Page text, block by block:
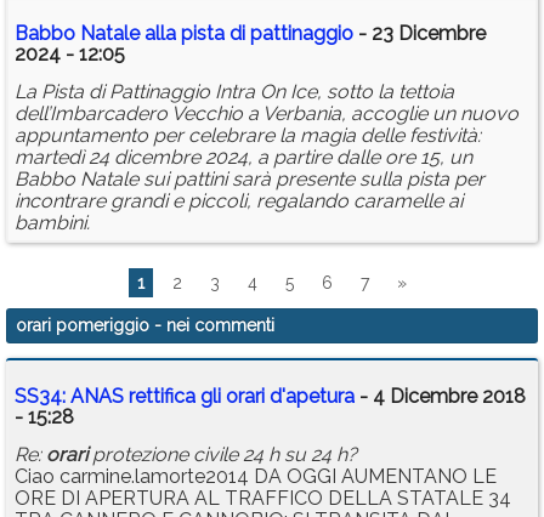
Babbo Natale alla pista di pattinaggio - 23 Dicembre
2024 - 12:05
La Pista di Pattinaggio Intra On Ice, sotto la tettoia
dell’Imbarcadero Vecchio a Verbania, accoglie un nuovo
appuntamento per celebrare la magia delle festività:
martedì 24 dicembre 2024, a partire dalle ore 15, un
Babbo Natale sui pattini sarà presente sulla pista per
incontrare grandi e piccoli, regalando caramelle ai
bambini.
1 2 3 4 5 6 7 »
orari pomeriggio - nei commenti
SS34: ANAS rettifica gli orari d'apetura - 4 Dicembre 2018
- 15:28
Re: orariprotezione civile 24 h su 24 h?
Ciao carmine.lamorte2014 DA OGGI AUMENTANO LE
ORE DI APERTURA AL TRAFFICO DELLA STATALE 34